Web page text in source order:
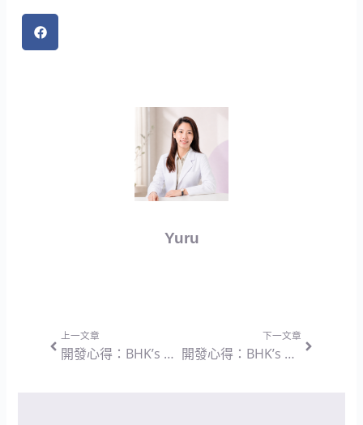
Yuru
上一文章
開發心得：BHK’s 水光引力 透明質酸鈉膠囊 — 奠基於高純度原料與精準補給的營養設計思維
下一文章
開發心得：BHK’s 藍莓山桑子 素食膠囊 — 因應數位環境的複方協同與純淨營養設計思維